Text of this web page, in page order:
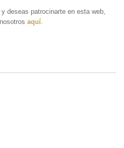
deseas patrocinarte en esta web,
aquí